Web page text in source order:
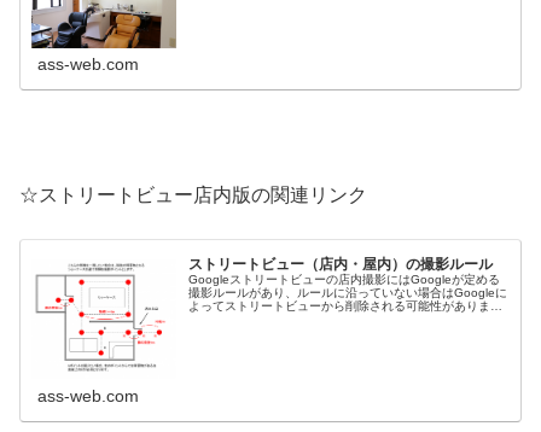
ass-web.com
☆ストリートビュー店内版の関連リンク
ストリートビュー（店内・屋内）の撮影ルール
Googleストリートビューの店内撮影にはGoogleが定める
撮影ルールがあり、ルールに沿っていない場合はGoogleに
よってストリートビューから削除される可能性がありま
ass-web.com